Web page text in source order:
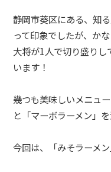
オンライン契約サポート
オンライン購入
TOKAI請求サービス
スマホサポート放題
静岡市葵区にある、知
って印象でしたが、か
大将が1人で切り盛り
います！
幾つも美味しいメニュ
と「マーボラーメン」
今回は、「みそラーメン